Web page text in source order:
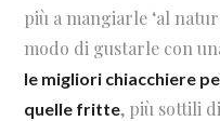
più a mangiarle ‘al
modo di gustarle con
le migliori chiacchiere
quelle fritte, più sottili